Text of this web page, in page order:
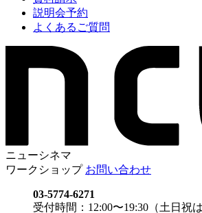
説明会予約
よくあるご質問
ニューシネマ
ワークショップ お問い合わせ
03-5774-6271
受付時間：12:00〜19:30（土日祝は